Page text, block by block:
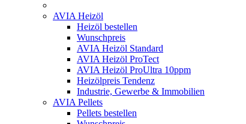
AVIA Heizöl
Heizöl bestellen
Wunschpreis
AVIA Heizöl Standard
AVIA Heizöl ProTect
AVIA Heizöl ProUltra 10ppm
Heizölpreis Tendenz
Industrie, Gewerbe & Immobilien
AVIA Pellets
Pellets bestellen